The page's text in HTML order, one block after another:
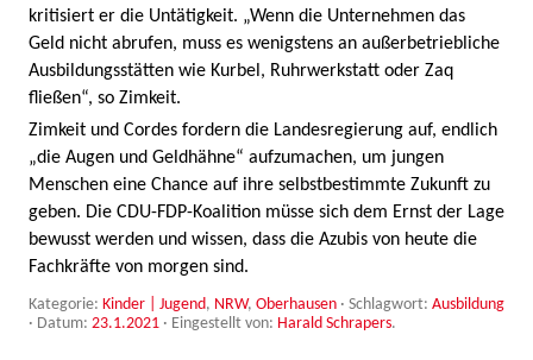
kritisiert er die Untätigkeit. „Wenn die Unternehmen das
Geld nicht abrufen, muss es wenigstens an außerbetriebliche
Ausbildungsstätten wie Kurbel, Ruhrwerkstatt oder Zaq
fließen“, so Zimkeit.
Zimkeit und Cordes fordern die Landesregierung auf, endlich
„die Augen und Geldhähne“ aufzumachen, um jungen
Menschen eine Chance auf ihre selbstbestimmte Zukunft zu
geben. Die CDU-FDP-Koalition müsse sich dem Ernst der Lage
bewusst werden und wissen, dass die Azubis von heute die
Fachkräfte von morgen sind.
Kategorie: Kinder | Jugend, NRW, Oberhausen · Schlagwort: Ausbildung
· Datum: 23.1.2021 · Eingestellt von: Harald Schrapers.